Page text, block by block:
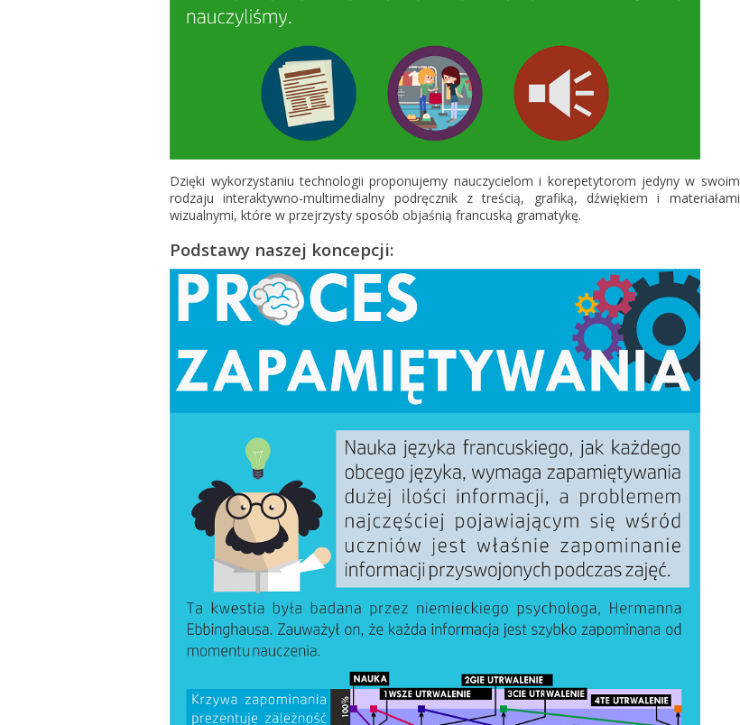
Dzięki wykorzystaniu technologii proponujemy nauczycielom i korepetytorom jedyny w swoim
rodzaju interaktywno-multimedialny podręcznik z treścią, grafiką, dźwiękiem i materiałami
wizualnymi, które w przejrzysty sposób objaśnią francuską gramatykę.
Podstawy naszej koncepcji: